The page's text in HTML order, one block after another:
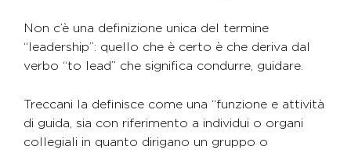
Non c’è una definizione unica del termine
“leadership”: quello che è certo è che deriva dal
verbo “to lead” che significa condurre, guidare.
Treccani la definisce come una “funzione e attività
di guida, sia con riferimento a individui o organi
collegiali in quanto dirigano un gruppo o